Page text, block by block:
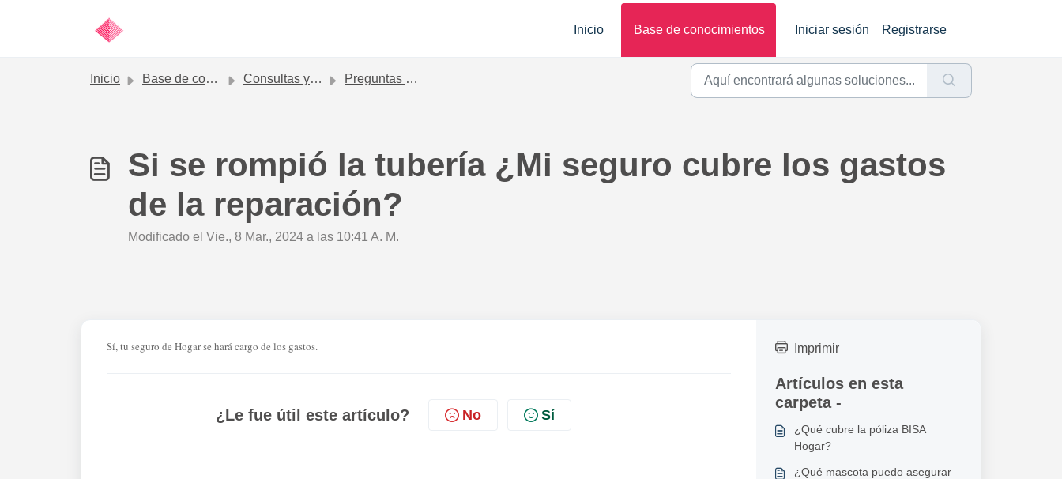
Inicio
Base de conocimientos Iniciar sesión Registrarse
Inicio Base de conocimientos Consultas y solicitudes frecuentes Preguntas sobre seguros Hogar
Si se rompió la tubería ¿Mi seguro cubre los gastos
de la reparación?
Modificado el Vie., 8 Mar., 2024 a las 10:41 A. M.
Sí, tu seguro de Hogar se hará cargo de los gastos.
¿Le fue útil este artículo? No Sí
Imprimir
Artículos en esta
carpeta -
¿Qué cubre la póliza BISA
Hogar?
¿Qué mascota puedo asegurar